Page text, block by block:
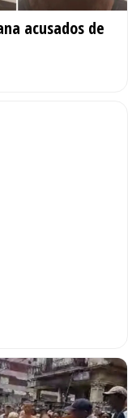
acusados de